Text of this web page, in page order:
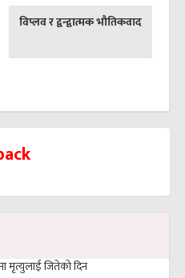
अघिल्लाे
विप्लव र द्वन्द्वात्मक भौतिकवाद